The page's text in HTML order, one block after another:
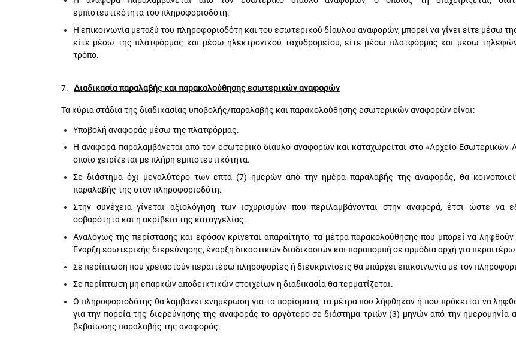
εμπιστευτικότητα του πληροφοριοδότη.
Η επικοινωνία μεταξύ του πληροφοριοδότη και του εσωτερικού δίαυλου αναφορών, μπορεί να γίνει είτε μέσω
είτε μέσω της πλατφόρμας και μέσω ηλεκτρονικού ταχυδρομείου, είτε μέσω πλατφόρμας και μέσω
τρόπο.
7. Διαδικασία παραλαβής και παρακολούθησης εσωτερικών αναφορών
Τα κύρια στάδια της διαδικασίας υποβολής/παραλαβής και παρακολούθησης εσωτερικών αναφορών είναι:
Υποβολή αναφοράς μέσω της πλατφόρμας.
Η αναφορά παραλαμβάνεται από τον εσωτερικό δίαυλο αναφορώνκαι καταχωρείται στο «Αρχείο Εσωτερικών
οποίο χειρίζεται με πλήρη εμπιστευτικότητα.
Σε διάστημα όχι μεγαλύτερο των επτά (7) ημερών από την ημέρα παραλαβής της αναφοράς, θα
παραλαβής της στον πληροφοριοδότη.
Στην συνέχεια γίνεται αξιολόγηση των ισχυρισμών που περιλαμβάνονται στην αναφορά, έτσι ώστε να
σοβαρότητα και η ακρίβεια της καταγγελίας.
Αναλόγως της περίστασης και εφόσον κρίνεται απαραίτητο, τα μέτρα παρακολούθησης που μπορεί να ληφθούν
Έναρξη εσωτερικής διερεύνησης, έναρξη δικαστικών διαδικασιών και παραπομπή σε αρμόδια αρχή για
Σε περίπτωση που χρειαστούν περαιτέρω πληροφορίες ή διευκρινίσεις θα υπάρχει επικοινωνία με τον
Σε περίπτωση μη επαρκών αποδεικτικών στοιχείων η διαδικασία θα τερματίζεται.
Ο πληροφοριοδότης θα λαμβάνει ενημέρωση για τα πορίσματα, τα μέτρα που λήφθηκαν ή που πρόκειται να
για την πορεία της διερεύνησης της αναφοράς το αργότερο σε διάστημα τριών (3) μηνών από την ημερομηνία
βεβαίωσης παραλαβής της αναφοράς.